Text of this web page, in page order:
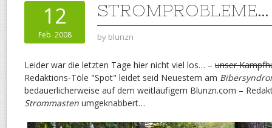
12
Feb. 2008
STROMPROBLEME…
by blunzn
Leider war die letzten Tage hier nicht viel los… – unser
Redaktions-Töle "Spot" leidet seid Neuestem am
bedauerlicherweise auf dem weitläufigem Blunzn.com –
Strommasten umgeknabbert…